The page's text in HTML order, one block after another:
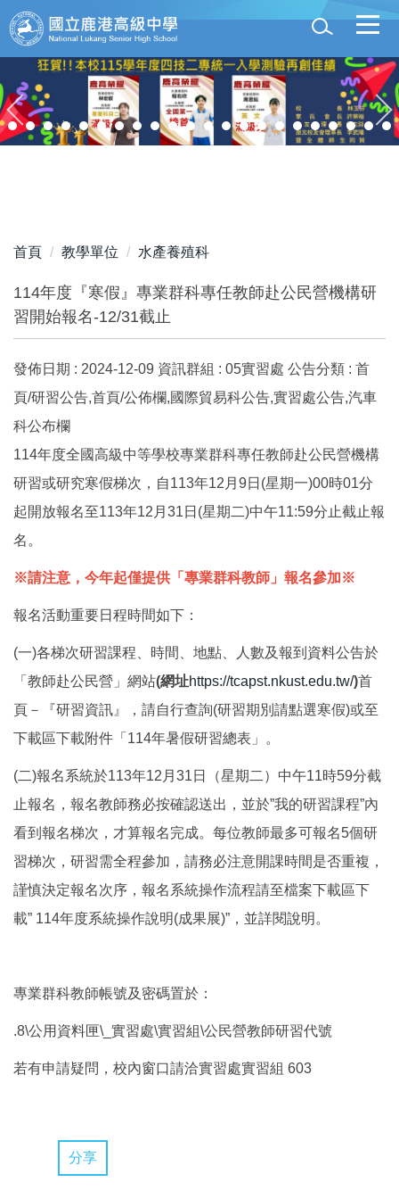
跳
到
主
內
容
區
首頁 教學單位 水產養殖科
114年度『寒假』專業群科專任教師赴公民營機構研
習開始報名-12/31截止
發佈日期 : 2024-12-09 資訊群組 : 05實習處 公告分類 : 首
頁/研習公告,首頁/公佈欄,國際貿易科公告,實習處公告,汽車
科公布欄
114年度全國高級中等學校專業群科專任教師赴公民營機構
研習或研究寒假梯次，自113年12月9日(星期一)00時01分
起開放報名至113年12月31日(星期二)中午11:59分止截止報
名。
※請注意，今年起僅提供「專業群科教師」報名參加※
報名活動重要日程時間如下：
(一)各梯次研習課程、時間、地點、人數及報到資料公告於
「教師赴公民營」網站(網址https://tcapst.nkust.edu.tw/)首
頁－『研習資訊』，請自行查詢(研習期別請點選寒假)或至
下載區下載附件「114年暑假研習總表」。
(二)報名系統於113年12月31日（星期二）中午11時59分截
止報名，報名教師務必按確認送出，並於”我的研習課程”內
看到報名梯次，才算報名完成。每位教師最多可報名5個研
習梯次，研習需全程參加，請務必注意開課時間是否重複，
謹慎決定報名次序，報名系統操作流程請至檔案下載區下
載” 114年度系統操作說明(成果展)”，並詳閱說明。
專業群科教師帳號及密碼置於：
.8\公用資料匣\_實習處\實習組\公民營教師研習代號
若有申請疑問，校內窗口請洽實習處實習組 603
分享